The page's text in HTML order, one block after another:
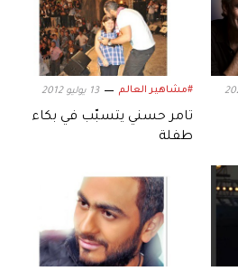
#مشاهير العالم 13 يوليو 2012
تامر حسني يتسبّب في بكاء
طفلة